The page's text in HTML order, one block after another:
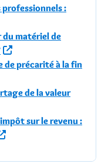
:
matériel de
de précarité à la fin
de la valeur
sur le revenu :